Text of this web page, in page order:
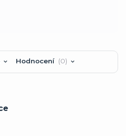
Hodnocení 0